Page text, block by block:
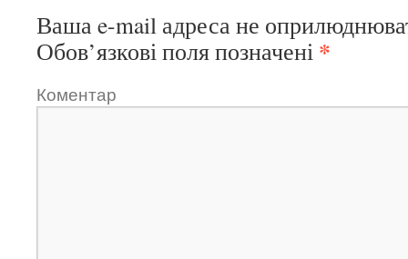
Ваша e-mail адреса не
Обов’язкові поля позначені *
Коментар